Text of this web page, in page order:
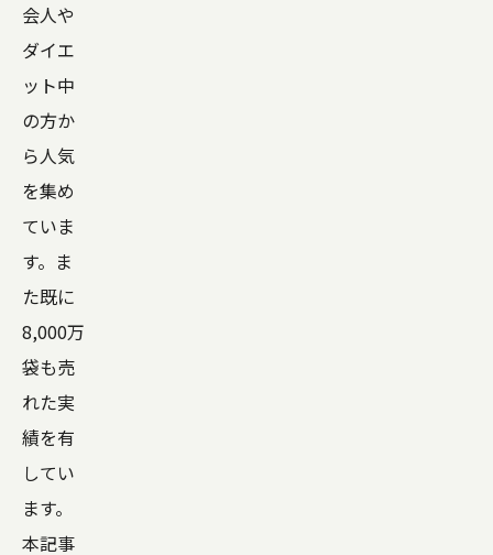
会人や
ダイエ
ット中
の方か
ら人気
を集め
ていま
す。ま
た既に
8,000万
袋も売
れた実
績を有
してい
ます。
本記事